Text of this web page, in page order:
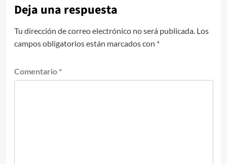
Deja una respuesta
Tu dirección de correo electrónico no será publicada. Los
campos obligatorios están marcados con *
Comentario *